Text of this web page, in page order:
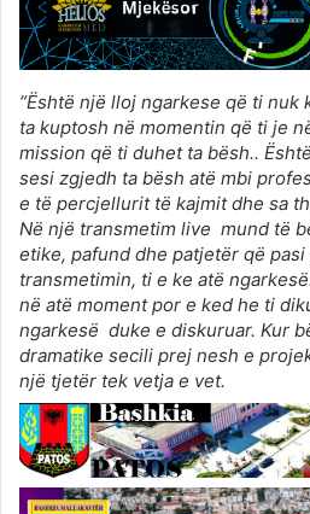
“Është një lloj ngarkese që ti nuk
ta kuptosh në momentin që ti je
mission që ti duhet ta bësh..
sesi zgjedh ta bësh atë mbi
e të percjellurit të kajmit dhe sa
Në një transmetim live mund të
etike, pafund dhe patjetër që
transmetimin, ti e ke atë
në atë moment por e ked he ti
ngarkesë duke e diskuruar. Kur
dramatike secili prej nesh e
një tjetër tek vetja e vet.